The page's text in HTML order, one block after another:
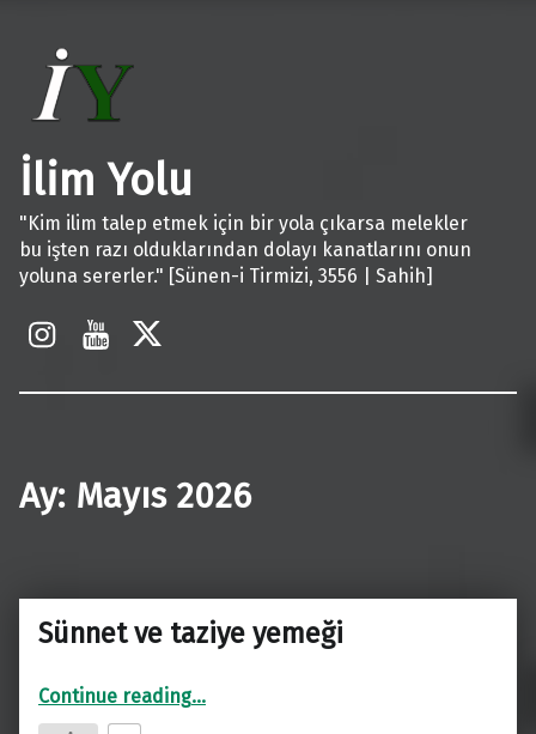
İlim Yolu
"Kim ilim talep etmek için bir yola çıkarsa melekler
bu işten razı olduklarından dolayı kanatlarını onun
yoluna sererler." [Sünen-i Tirmizi, 3556 | Sahih]
Ay: Mayıs 2026
Sünnet ve taziye yemeği
Continue reading…